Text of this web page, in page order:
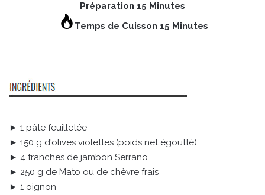
Préparation 15 Minutes
Temps de Cuisson 15 Minutes
► 1 pâte feuilletée
► 150 g d'olives violettes (poids net égoutté)
► 4 tranches de jambon Serrano
► 250 g de Mato ou de chèvre frais
► 1 oignon